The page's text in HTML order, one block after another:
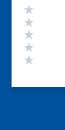
Valutazione